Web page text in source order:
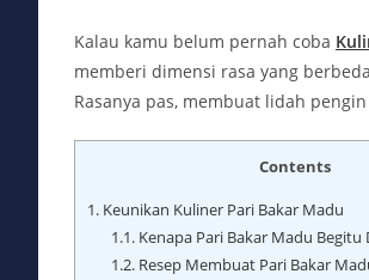
Kalau kamu belum pernah coba
memberi dimensi rasa yang
Rasanya pas, membuat lidah
Contents
1. Keunikan Kuliner Pari Bakar Madu
1.1.Kenapa Pari Bakar Madu Begitu
1.2.Resep Membuat Pari Bakar